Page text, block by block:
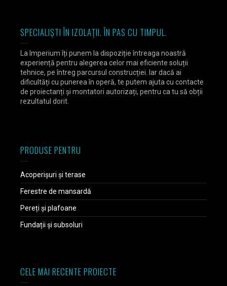
SPECIALIȘTI ÎN IZOLAȚII. ÎN PAS CU TIMPUL.
La Imperium îți punem la dispoziție întreaga noastră
experiență pentru alegerea celor mai eficiente soluții
tehnice, pe întreg parcursul construcției. Iar dacă ai
dificultăți cu punerea în operă, te putem ajuta cu contacte
de proiectanți și montatori autorizați, pentru ca tu să obții
rezultatul dorit.
PRODUSE PENTRU
Acoperișuri și terase
Ferestre de mansardă
Pereți și plafoane
Fundații și subsoluri
CELE MAI RECENTE PROIECTE